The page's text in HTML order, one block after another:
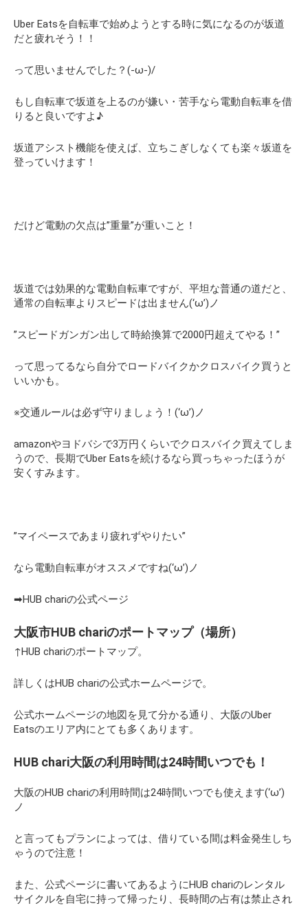
Uber Eatsを自転車で始めようとする時に気になるのが坂道
だと疲れそう！！
って思いませんでした？(-ω-)/
もし自転車で坂道を上るのが嫌い・苦手なら電動自転車を借
りると良いですよ♪
坂道アシスト機能を使えば、立ちこぎしなくても楽々坂道を
登っていけます！
だけど電動の欠点は”重量”が重いこと！
坂道では効果的な電動自転車ですが、平坦な普通の道だと、
通常の自転車よりスピードは出ません(‘ω’)ノ
”スピードガンガン出して時給換算で2000円超えてやる！”
って思ってるなら自分でロードバイクかクロスバイク買うと
いいかも。
※交通ルールは必ず守りましょう！(‘ω’)ノ
amazonやヨドバシで3万円くらいでクロスバイク買えてしま
うので、長期でUber Eatsを続けるなら買っちゃったほうが
安くすみます。
”マイペースであまり疲れずやりたい”
なら電動自転車がオススメですね(‘ω’)ノ
➡HUB chariの公式ページ
大阪市HUB chariのポートマップ（場所）
↑HUB chariのポートマップ。
詳しくはHUB chariの公式ホームページで。
公式ホームページの地図を見て分かる通り、大阪のUber
Eatsのエリア内にとても多くあります。
HUB chari大阪の利用時間は24時間いつでも！
大阪のHUB chariの利用時間は24時間いつでも使えます(‘ω’)
ノ
と言ってもプランによっては、借りている間は料金発生しち
ゃうので注意！
また、公式ページに書いてあるようにHUB chariのレンタル
サイクルを自宅に持って帰ったり、長時間の占有は禁止され